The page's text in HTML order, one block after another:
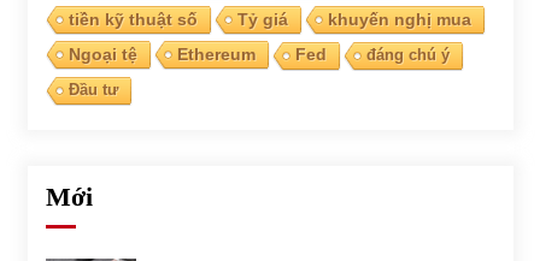
tiền kỹ thuật số
Tỷ giá
khuyến nghị mua
Ngoại tệ
Ethereum Fed
đáng chú ý
Đầu tư
Mới